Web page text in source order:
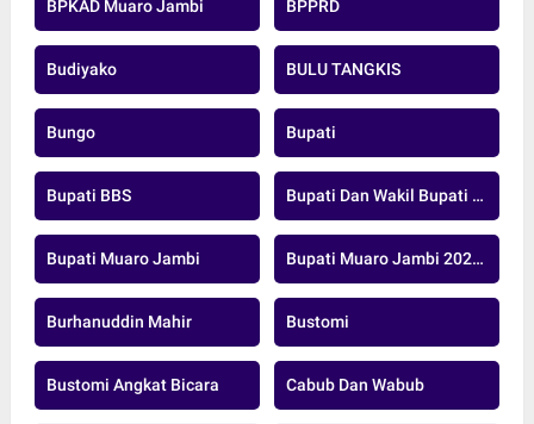
BPKAD Muaro Jambi BPPRD
Budiyako BULU TANGKIS
Bungo Bupati
Bupati BBS Bupati Dan Wakil Bupati Muaro Jambi
Bupati Muaro Jambi Bupati Muaro Jambi 2025-2029
Burhanuddin Mahir Bustomi
Bustomi Angkat Bicara Cabub Dan Wabub